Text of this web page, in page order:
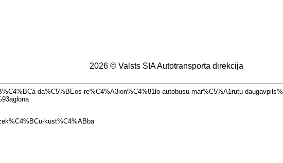
2026 © Valsts SIA Autotransporta direkcija
da%C5%BEos-re%C4%A3ion%C4%81lo-autobusu-mar%C5%A1rutu-
kust%C4%ABba